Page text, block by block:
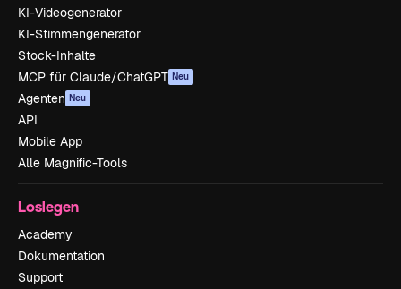
KI-Videogenerator
KI-Stimmengenerator
Stock-Inhalte
MCP für Claude/ChatGPT Neu
Agenten Neu
API
Mobile App
Alle Magnific-Tools
Loslegen
Academy
Dokumentation
Support